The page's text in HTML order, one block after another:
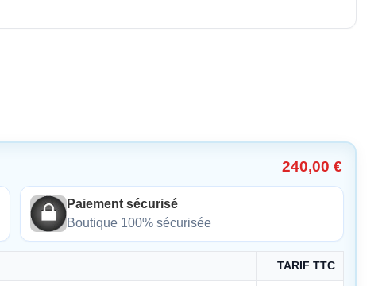
240,00 €
Paiement sécurisé
Boutique 100% sécurisée
TARIF TTC